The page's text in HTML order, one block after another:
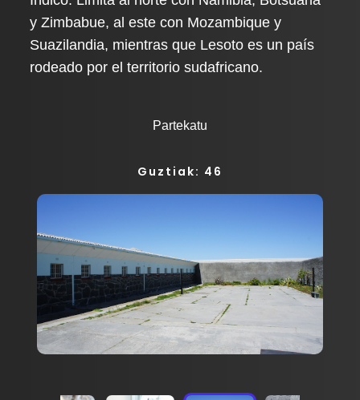
y Zimbabue, al este con Mozambique y
Suazilandia, mientras que Lesoto es un país
rodeado por el territorio sudafricano.
Partekatu
Guztiak: 46